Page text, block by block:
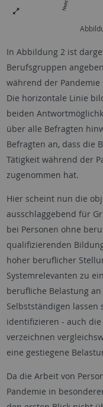
In Abbildung 2 ist
Berufsgruppen
während der
Die horizontale Linie
beiden
über alle Befragten
Befragten an, dass die
Tätigkeit während der
zugenommen hat.
Hier scheint nun die
ausschlaggebend für
bei Personen ohne
qualifizierenden
hoher beruflicher
Systemrelevanten zu
berufliche Belastung
Selbstständigen
identifizieren - auch
verzeichnen
eine gestiegene
Da die Arbeit von
Pandemie in